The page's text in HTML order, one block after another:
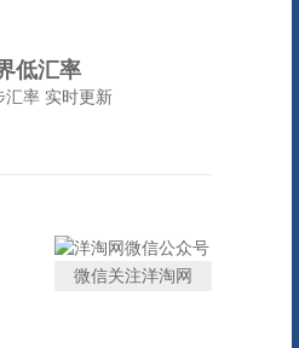
低汇率
汇率 实时更新
微信关注洋淘网